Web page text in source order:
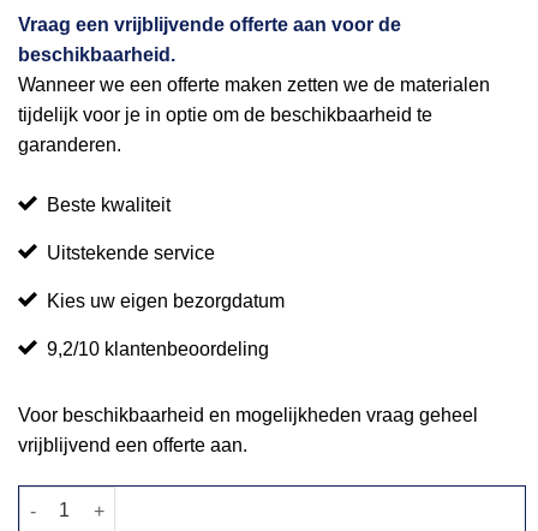
Vraag een vrijblijvende offerte aan voor de
beschikbaarheid.
Wanneer we een offerte maken zetten we de materialen
tijdelijk voor je in optie om de beschikbaarheid te
garanderen.
Beste kwaliteit
Uitstekende service
Kies uw eigen bezorgdatum
9,2/10 klantenbeoordeling
Voor beschikbaarheid en mogelijkheden vraag geheel
vrijblijvend een offerte aan.
Salontafel steigerhout wit 80x80cm aantal